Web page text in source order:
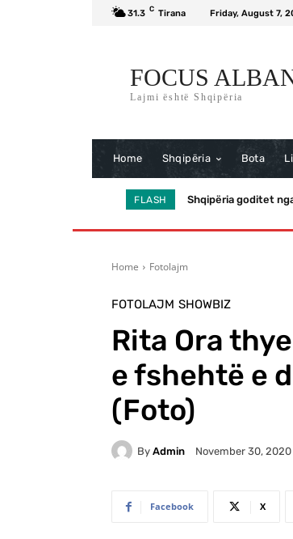
31.3 C Tirana Friday, August 7,
FOCUS
Lajmi është Shqipëria
Home Shqipëria Bota
FLASH Shqipëria goditet
Momenti viral në
Home Fotolajm
FOTOLAJM SHOWBIZ
Rita Ora
e fshehtë e
(Foto)
By Admin November 30, 2020
Facebook X